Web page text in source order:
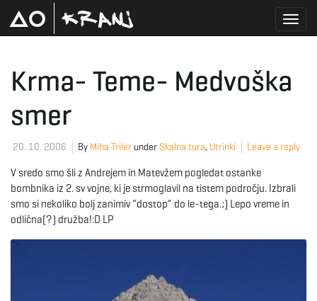
Krma- Teme- Medvoška
smer
20. 10. 2006 By Miha Triler under Skalna tura, Utrinki Leave a reply
V sredo smo šli z Andrejem in Matevžem pogledat ostanke
bombnika iz 2. sv vojne, ki je strmoglavil na tistem področju. Izbrali
smo si nekoliko bolj zanimiv “dostop” do le-tega.;) Lepo vreme in
odlična(?) družba!:D LP